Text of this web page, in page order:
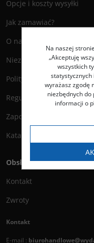
Opcje i koszty wysyłki
Jak zamawiać?
O nas
Niezbędnik Autora
Polityka prywatności
Regulamin księgarni
Zapowiedzi
Katalog
Obsługa klienta
Kontakt
Zwroty
Kontakt
E-mail :
Na naszej
„Akceptuję
wszystkich
statystycznych
wyrażasz zgodę
niezbędnych do
informacji o